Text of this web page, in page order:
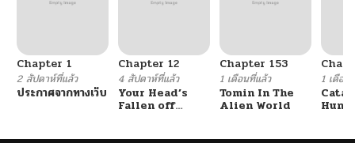
Chapter 1
2 สัปดาห์ที่แล้ว
ประกาศจากทางเว็บ
Chapter 12
4 สัปดาห์ที่แล้ว
Your Head’s
Fallen off
Chapter 153
1 เดือนที่แล้ว
Tomin In The
Alien World
1 เดือน